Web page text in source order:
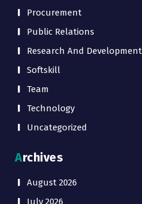
Procurement
Public Relations
Research And Development
Softskill
Team
Technology
Uncategorized
Archives
August 2026
July 2026